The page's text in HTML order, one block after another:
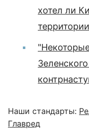
хотел ли
территории
Наши стандарты:
Главред